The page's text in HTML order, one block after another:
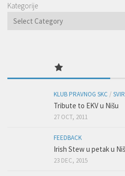
Kategorije
KLUB PRAVNOG SKC /
Tribute to EKV u Nišu
27 OCT, 2011
FEEDBACK
Irish Stew u petak u
23 DEC, 2015